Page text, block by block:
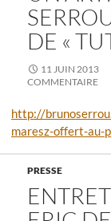
DE «
11 JUIN 2013
COMMENTAIRE
http://
maresz-offert-au-
PRESSE